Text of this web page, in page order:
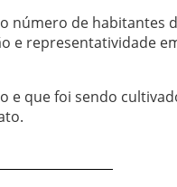
número de habitantes
e representatividade
e que foi sendo